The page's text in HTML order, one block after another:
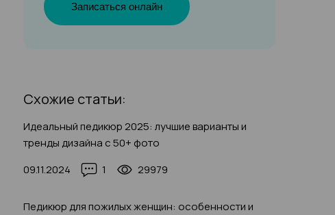
Записаться онлайн
Схожие статьи:
Идеальный педикюр 2025: лучшие варианты и
тренды дизайна с 50+ фото
09.11.2024
1 29979
Педикюр для пожилых женщин: особенности и